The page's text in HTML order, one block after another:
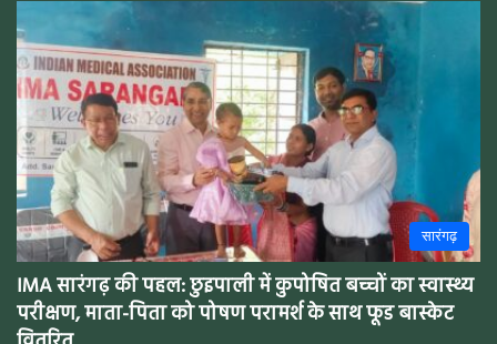
सारंगढ़
IMA सारंगढ़ की पहल: छुइपाली में कुपोषित बच्चों का स्वास्थ्य
परीक्षण, माता-पिता को पोषण परामर्श के साथ फूड बास्केट